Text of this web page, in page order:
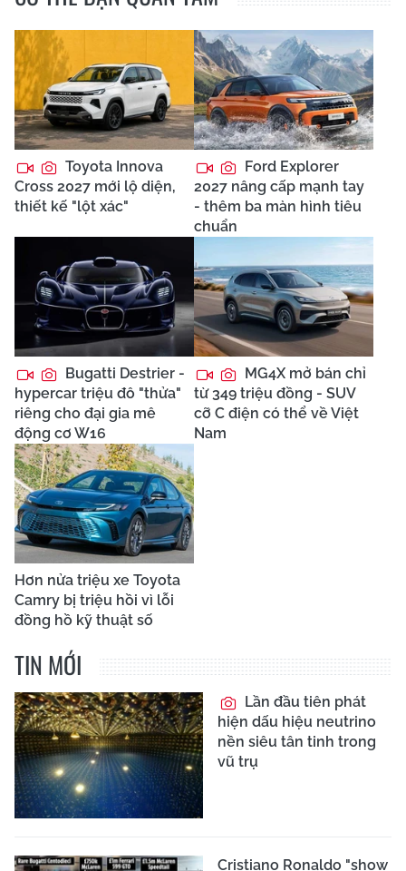
Toyota Innova
Cross 2027 mới lộ diện,
thiết kế "lột xác"
Ford Explorer
2027 nâng cấp mạnh tay
- thêm ba màn hình tiêu
chuẩn
Bugatti Destrier -
hypercar triệu đô "thửa"
riêng cho đại gia mê
động cơ W16
MG4X mở bán chỉ
từ 349 triệu đồng - SUV
cỡ C điện có thể về Việt
Nam
Hơn nửa triệu xe Toyota
Camry bị triệu hồi vì lỗi
đồng hồ kỹ thuật số
TIN MỚI
Lần đầu tiên phát
hiện dấu hiệu neutrino
nền siêu tân tinh trong
vũ trụ
Cristiano Ronaldo "show